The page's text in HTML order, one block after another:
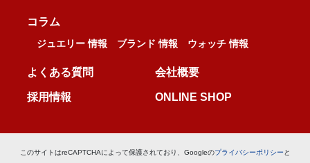
コラム
ジュエリー 情報 ブランド 情報 ウォッチ 情報
よくある質問 会社概要
採用情報 ONLINE SHOP
このサイトはreCAPTCHAによって保護されており、Googleのプライバシーポリシー と